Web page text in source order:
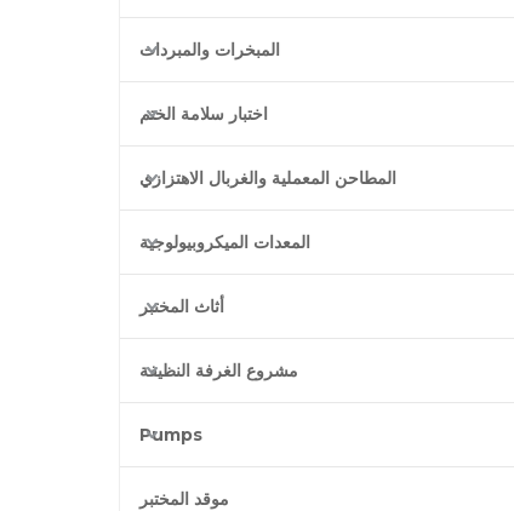
المبخرات والمبردات
اختبار سلامة الختم
المطاحن المعملية والغربال الاهتزازي
المعدات الميكروبيولوجية
أثاث المختبر
مشروع الغرفة النظيفة
Pumps
موقد المختبر